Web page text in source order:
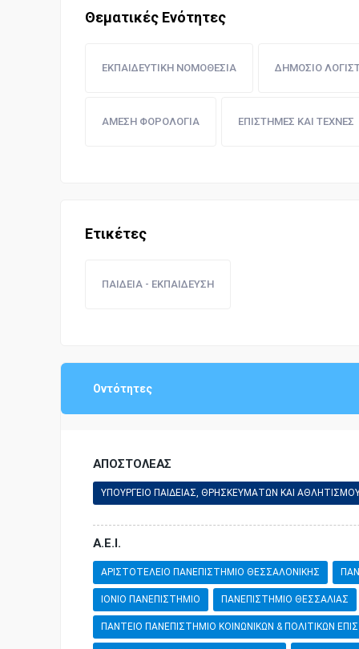
Θεματικές Ενότητες
ΕΚΠΑΙΔΕΥΤΙΚΗ ΝΟΜΟΘΕΣΙΑ ΔΗΜΟΣΙΟ
ΑΜΕΣΗ ΦΟΡΟΛΟΓΙΑ ΕΠΙΣΤΗΜΕΣ ΚΑΙ ΤΕΧΝΕΣ
Ετικέτες
ΠΑΙΔΕΙΑ - ΕΚΠΑΙΔΕΥΣΗ
Οντότητες
ΑΠΟΣΤΟΛΕΑΣ
ΥΠΟΥΡΓΕΙΟ ΠΑΙΔΕΙΑΣ, ΘΡΗΣΚΕΥΜΑΤΩΝ ΚΑΙ
Α.Ε.Ι.
ΑΡΙΣΤΟΤΕΛΕΙΟ ΠΑΝΕΠΙΣΤΗΜΙΟ ΘΕΣΣΑΛΟΝΙΚΗΣ
ΙΟΝΙΟ ΠΑΝΕΠΙΣΤΗΜΙΟ ΠΑΝΕΠΙΣΤΗΜΙΟ ΘΕΣΣΑΛΙΑΣ
ΠΑΝΤΕΙΟ ΠΑΝΕΠΙΣΤΗΜΙΟ ΚΟΙΝΩΝΙΚΩΝ & ΠΟΛΙΤΙΚΩΝ